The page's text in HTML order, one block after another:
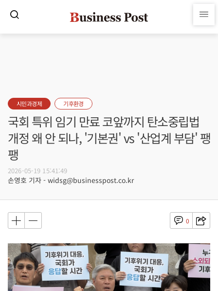
시민과경제 기후환경
국회 특위 임기 만료 코앞까지 탄소중립법
개정 왜 안 되나, '기본권' vs '산업계 부담' 팽
팽
2026-05-19 15:41:49
손영호 기자 - widsg@businesspost.co.kr
0